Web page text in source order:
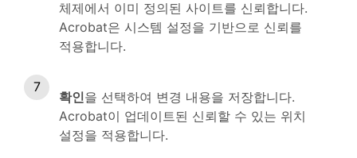
체제에서 이미 정의된 사이트를 신뢰합니다.
Acrobat은 시스템 설정을 기반으로 신뢰를
적용합니다.
확인을 선택하여 변경 내용을 저장합니다.
Acrobat이 업데이트된 신뢰할 수 있는 위치
설정을 적용합니다.